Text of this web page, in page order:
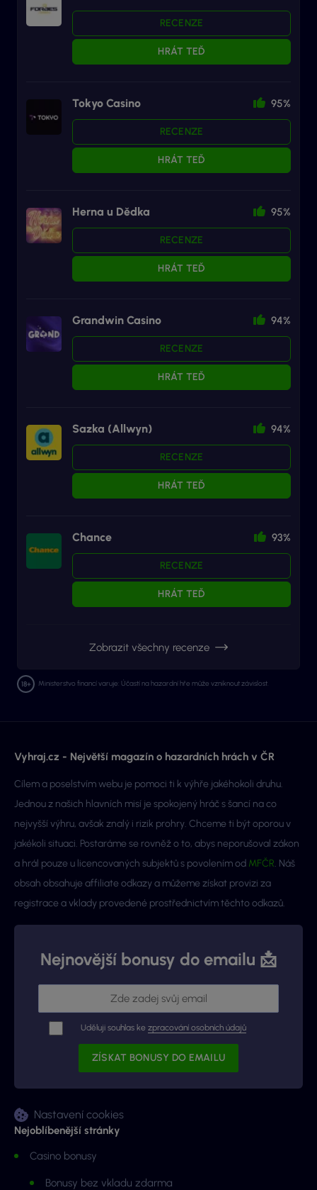
RECENZE
HRÁT TEĎ
Tokyo Casino 95%
RECENZE
HRÁT TEĎ
Herna u Dědka 95%
RECENZE
HRÁT TEĎ
Grandwin Casino 94%
RECENZE
HRÁT TEĎ
Sazka (Allwyn) 94%
RECENZE
HRÁT TEĎ
Chance 93%
RECENZE
HRÁT TEĎ
Zobrazit všechny recenze
Ministerstvo financí varuje: Účastí na hazardní hře může vzniknout závislost.
Vyhraj.cz - Největší magazín o hazardních hrách v ČR
Cílem a poselstvím webu je pomoci ti k výhře jakéhokoli druhu.
Jednou z našich hlavních misí je spokojený hráč s šancí na co
nejvyšší výhru, avšak znalý i rizik prohry. Chceme ti být oporou v
jakékoli situaci. Postaráme se rovněž o to, abys neporušoval zákon
a hrál pouze u licencovaných subjektů s povolením od MFČR. Náš
obsah obsahuje affiliate odkazy a můžeme získat provizi za
registrace a vklady provedené prostřednictvím těchto odkazů.
Nejnovější bonusy do emailu 📩
Uděluji souhlas ke zpracování osobních údajů
Nastavení cookies
Nejoblíbenější stránky
Casino bonusy
Bonusy bez vkladu zdarma